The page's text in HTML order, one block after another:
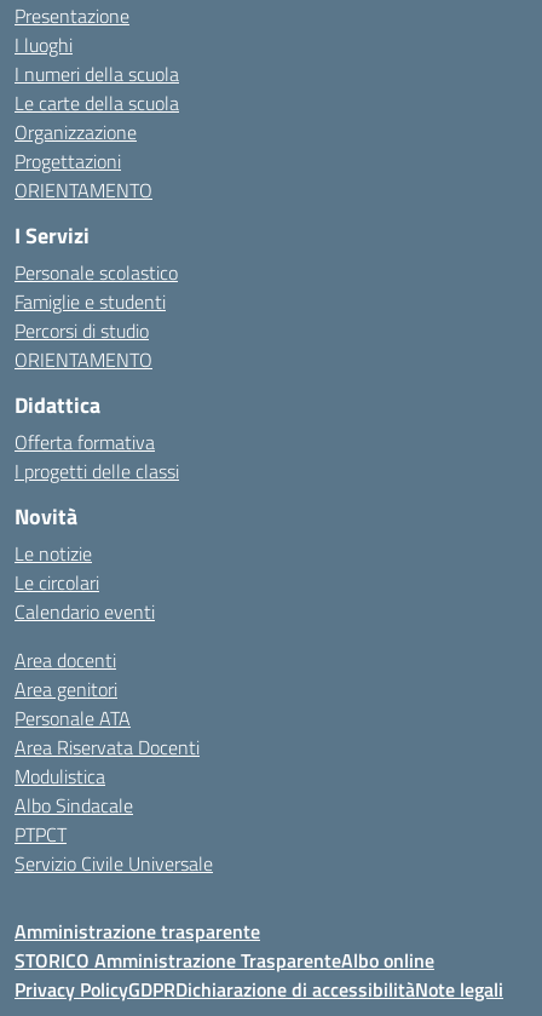
Presentazione
I luoghi
I numeri della scuola
Le carte della scuola
Organizzazione
Progettazioni
ORIENTAMENTO
I Servizi
Personale scolastico
Famiglie e studenti
Percorsi di studio
ORIENTAMENTO
Didattica
Offerta formativa
I progetti delle classi
Novità
Le notizie
Le circolari
Calendario eventi
Area docenti
Area genitori
Personale ATA
Area Riservata Docenti
Modulistica
Albo Sindacale
PTPCT
Servizio Civile Universale
Amministrazione trasparente
STORICO Amministrazione TrasparenteAlbo online
Privacy PolicyGDPRDichiarazione di accessibilitàNote legali